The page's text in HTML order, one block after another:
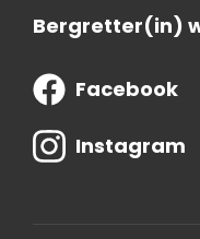
Bergretter(in)
Facebook
Instagram